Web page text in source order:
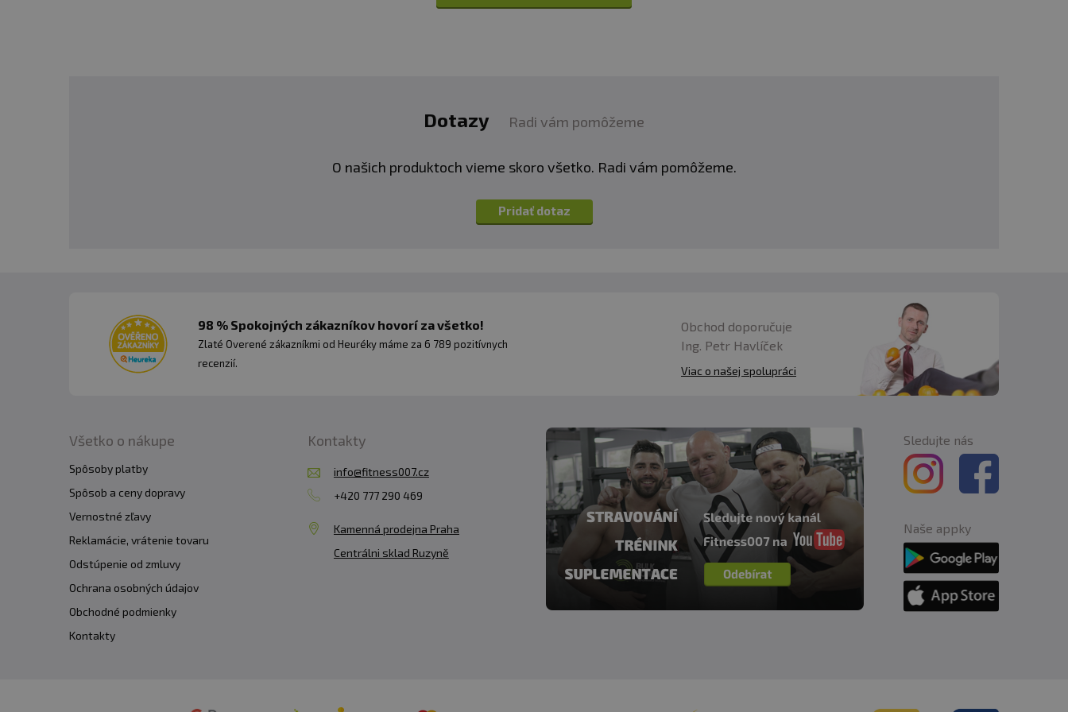
Acesulfame Potassium (Artificial Sweetener), Geranium Root Extract,
Vinpocetine, Sucralose
Dotazy Radi vám pomôžeme
O našich produktoch vieme skoro všetko. Radi vám pomôžeme.
Pridať dotaz
98 % Spokojných zákazníkov hovorí za všetko!
Zlaté Overené zákazníkmi od Heuréky máme za 6 789 pozitívnych
recenzií.
Obchod doporučuje
Ing. Petr Havlíček
Viac o našej spolupráci
Všetko o nákupe
Spôsoby platby
Spôsob a ceny dopravy
Vernostné zľavy
Reklamácie, vrátenie tovaru
Odstúpenie od zmluvy
Ochrana osobných údajov
Obchodné podmienky
Kontakty
Kontakty
info@fitness007.cz
+420 777 290 469
Kamenná prodejna Praha
Centrálni sklad Ruzyně
Sledujte nás
Naše appky